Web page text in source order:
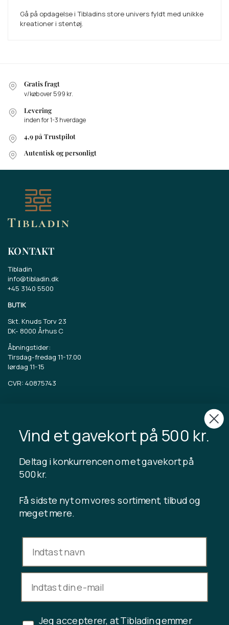
Gå på opdagelse i Tibladins store univers fyldt med unikke
kreationer i stentøj.
Gratis fragt
v/køb over 599 kr.
Levering
inden for 1-3 hverdage
4,9 på Trustpilot
Autentisk og personligt
KONTAKT
Tibladin
info@tibladin.dk
+45 3140 5500
BUTIK
Skt. Knuds Torv 23
DK- 8000 Århus C
Åbningstider:
Tirsdag-fredag 11-17.00
lørdag 11-15
CVR: 40875743
Om Tibladin
Blog
Tilmeld kundeklub
Kontakt os
INFORMATION
Privatlivspolitik
Vind et gavekort på 500 kr.
Deltag i konkurrencen om et gavekort på
500 kr.
Få sidste nyt om vores sortiment, tilbud og
meget mere.
Jeg accepterer, at Tibladin gemmer